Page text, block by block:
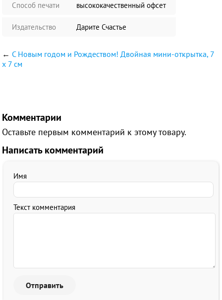
Способ печати высококачественный офсет
Издательство Дарите Счастье
← C Новым годом и Рождеством! Двойная мини-открытка, 7
х 7 см
Комментарии
Оставьте первым комментарий к этому товару.
Написать комментарий
Имя
Текст комментария